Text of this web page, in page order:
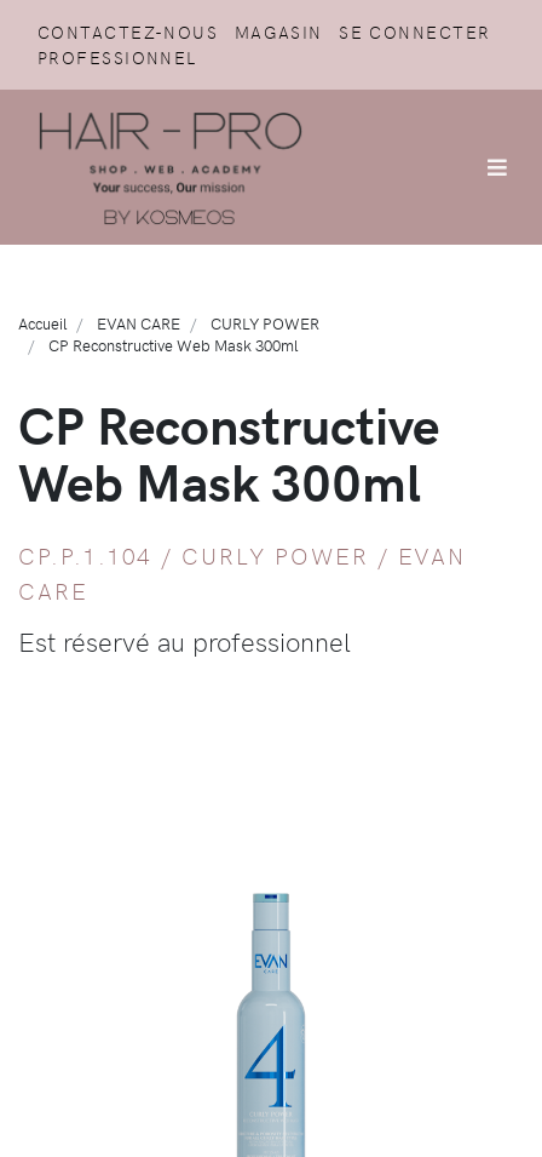
CONTACTEZ-NOUS MAGASIN
SE CONNECTER
PROFESSIONNEL
Accueil EVAN CARE
CURLY POWER
CP Reconstructive Web Mask 300ml
CP Reconstructive
Web Mask 300ml
CP.P.1.104 / CURLY POWER / EVAN
CARE
Est réservé au professionnel